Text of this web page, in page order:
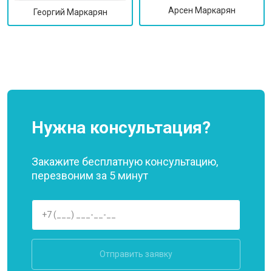
Георгий Маркарян Арсен Маркарян
Нужна консультация?
Закажите бесплатную консультацию,
перезвоним за 5 минут
Отправить заявку